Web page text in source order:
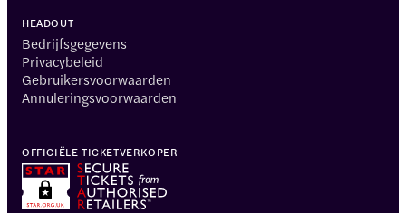
HEADOUT
Bedrijfsgegevens
Privacybeleid
Gebruikersvoorwaarden
Annuleringsvoorwaarden
OFFICIËLE TICKETVERKOPER